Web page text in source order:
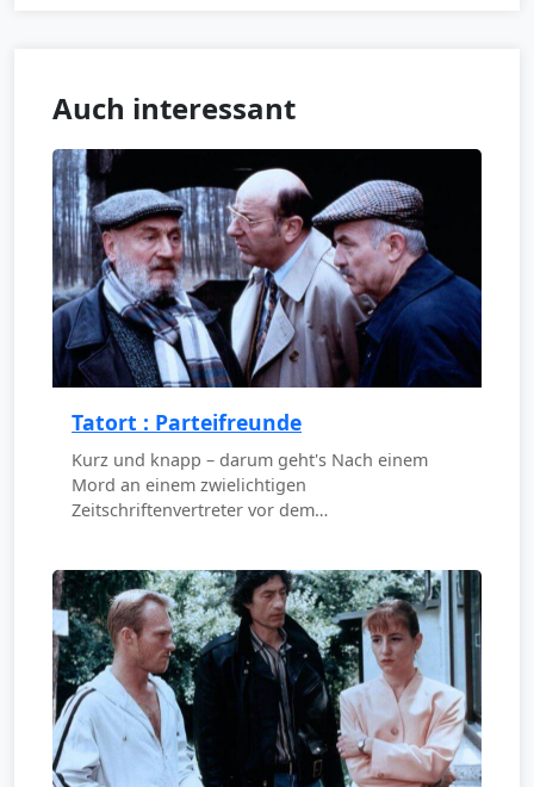
Auch interessant
Tatort : Parteifreunde
Kurz und knapp – darum geht's Nach einem
Mord an einem zwielichtigen
Zeitschriftenvertreter vor dem…